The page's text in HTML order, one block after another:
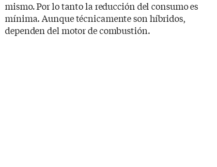
mismo. Por lo tanto la reducción del consumo es
mínima. Aunque técnicamente son híbridos,
dependen del motor de combustión.